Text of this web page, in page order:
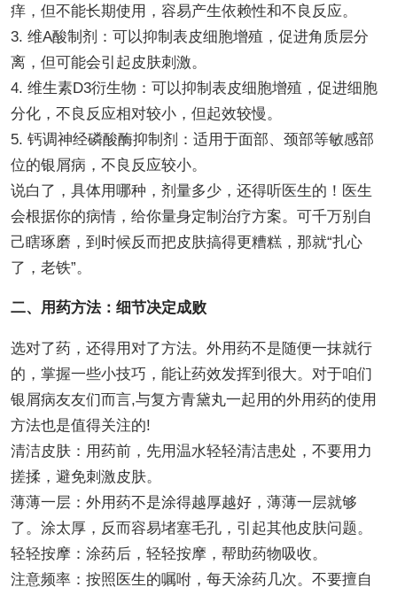
痒，但不能长期使用，容易产生依赖性和不良反应。
3. 维A酸制剂：可以抑制表皮细胞增殖，促进角质层分
离，但可能会引起皮肤刺激。
4. 维生素D3衍生物：可以抑制表皮细胞增殖，促进细胞
分化，不良反应相对较小，但起效较慢。
5. 钙调神经磷酸酶抑制剂：适用于面部、颈部等敏感部
位的银屑病，不良反应较小。
说白了，具体用哪种，剂量多少，还得听医生的！医生
会根据你的病情，给你量身定制治疗方案。可千万别自
己瞎琢磨，到时候反而把皮肤搞得更糟糕，那就“扎心
了，老铁”。
二、用药方法：细节决定成败
选对了药，还得用对了方法。外用药不是随便一抹就行
的，掌握一些小技巧，能让药效发挥到很大。对于咱们
银屑病友友们而言,与复方青黛丸一起用的外用药的使用
方法也是值得关注的!
清洁皮肤：用药前，先用温水轻轻清洁患处，不要用力
搓揉，避免刺激皮肤。
薄薄一层：外用药不是涂得越厚越好，薄薄一层就够
了。涂太厚，反而容易堵塞毛孔，引起其他皮肤问题。
轻轻按摩：涂药后，轻轻按摩，帮助药物吸收。
注意频率：按照医生的嘱咐，每天涂药几次。不要擅自